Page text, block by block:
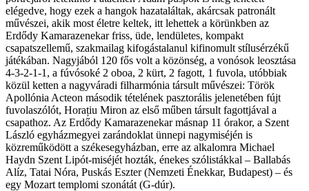
elégedve, hogy ezek a hangok hazataláltak, akárcsak patronált
művészei, akik most életre keltek, itt lehettek a körünkben az
Erdődy Kamarazenekar friss, üde, lendületes, kompakt
csapatszellemű, szakmailag kifogástalanul kifinomult stílusérzékű
játékában. Nagyjából 120 fős volt a közönség, a vonósok leosztása
4-3-2-1-1, a fúvósoké 2 oboa, 2 kürt, 2 fagott, 1 fuvola, utóbbiak
közül ketten a nagyváradi filharmónia társult művészei: Török
Apollónia Acteon második tételének pasztorális jelenetében fújt
fuvolaszólót, Horațiu Miron az első műben társult fagottjával a
csapathoz. Az Erdődy Kamarazenekar másnap 11 órakor, a Szent
László egyházmegyei zarándoklat ünnepi nagymiséjén is
közreműködött a székesegyházban, erre az alkalomra Michael
Haydn Szent Lipót-miséjét hozták, énekes szólistákkal – Ballabás
Alíz, Tatai Nóra, Puskás Eszter (Nemzeti Énekkar, Budapest) – és
egy Mozart templomi szonátát (G-dúr).